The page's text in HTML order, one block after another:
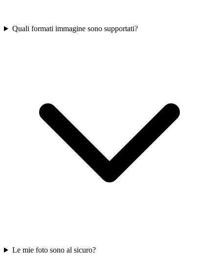
Quali formati immagine sono supportati?
Le mie foto sono al sicuro?